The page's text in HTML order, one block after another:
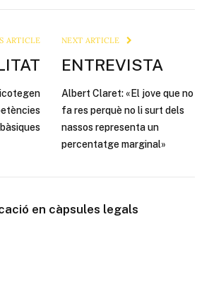
ARTICLE
bàsiques
NEXT ARTICLE
ENTREVISTA
Albert Claret: «El jove que no
fa res perquè no li surt dels
nassos representa un
percentatge marginal»
en càpsules legals